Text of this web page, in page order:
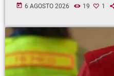
today 6 AGOSTO 2026 19 1